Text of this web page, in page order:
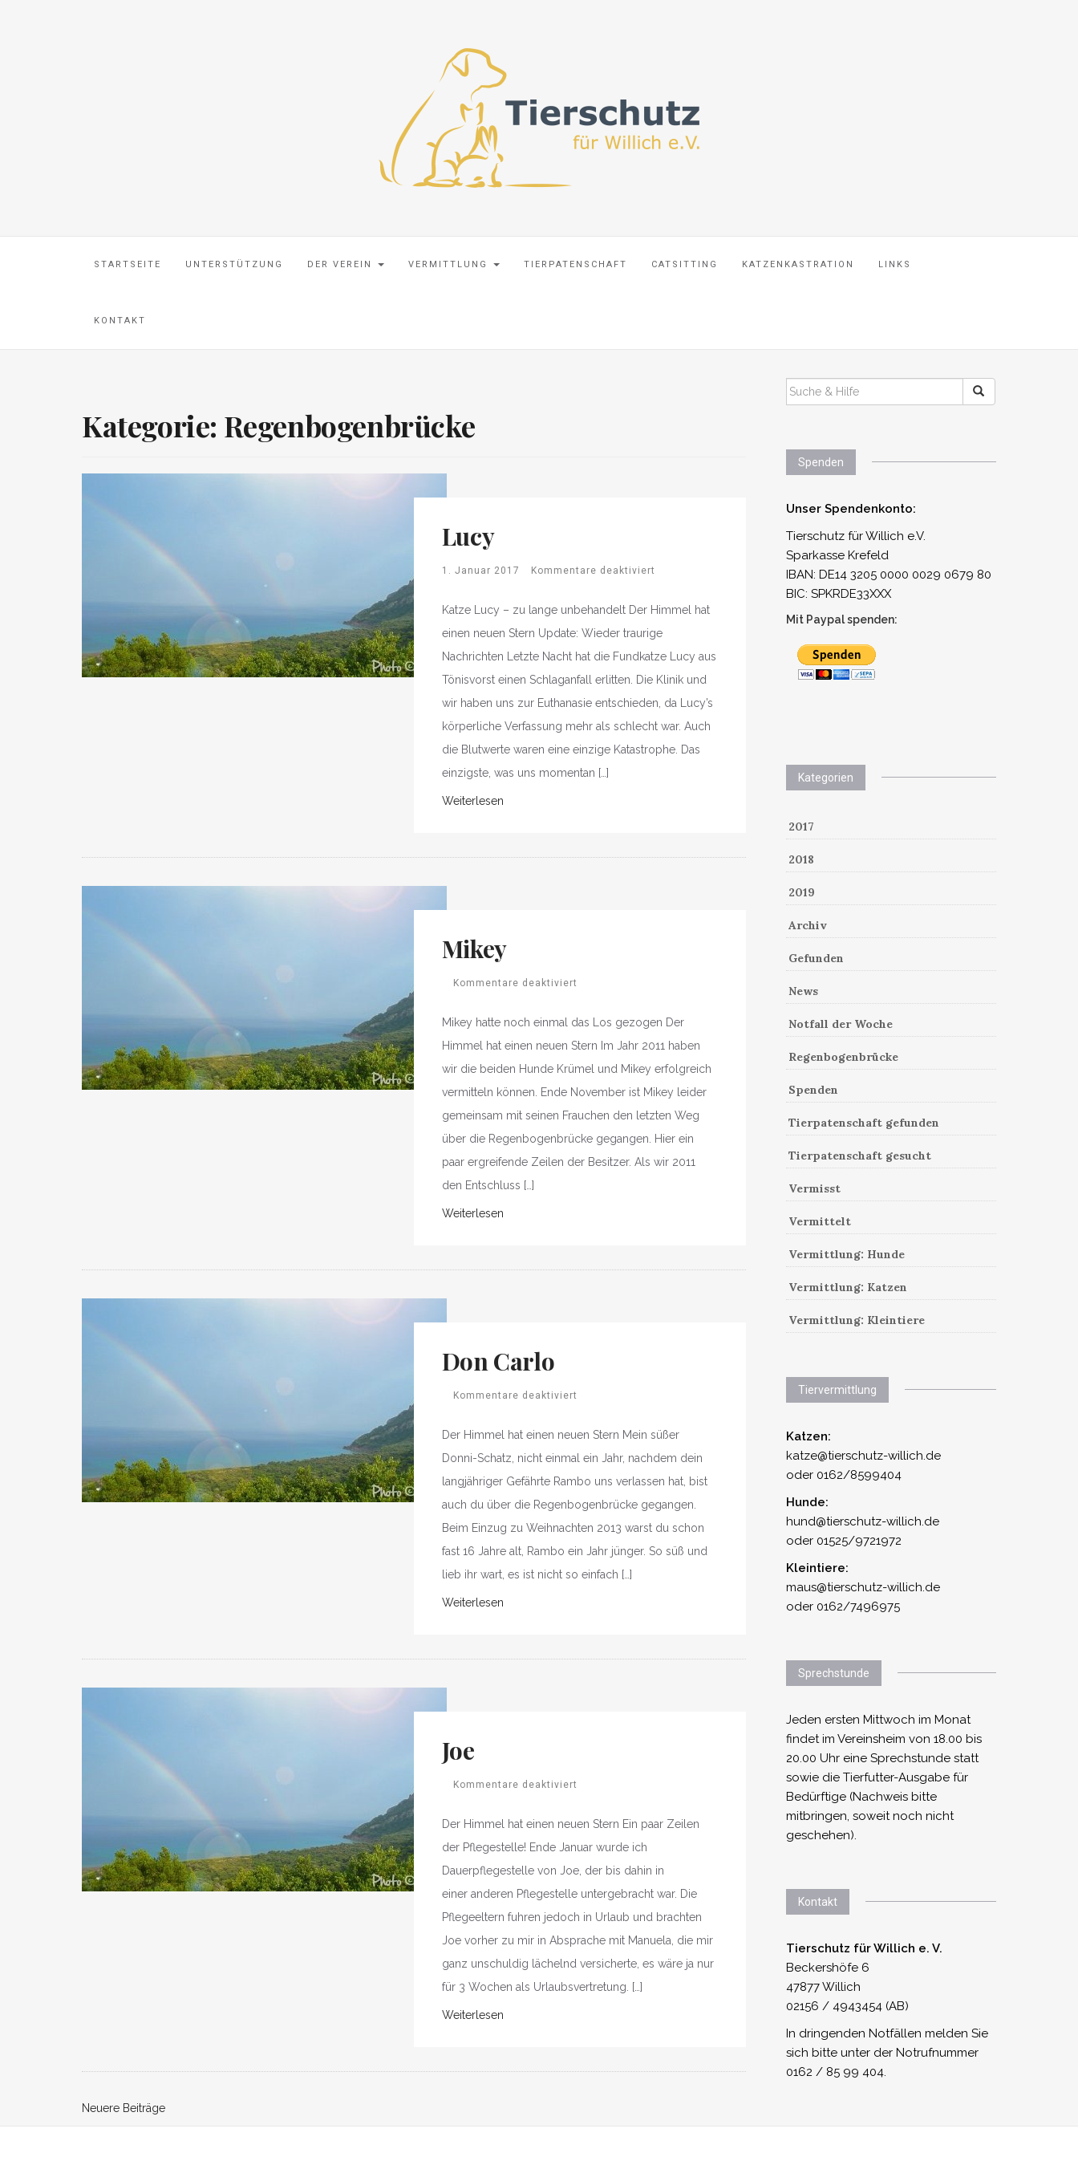
STARTSEITE UNTERSTÜTZUNG DER VEREIN VERMITTLUNG TIERPATENSCHAFT CATSITTING KATZENKASTRATION LINKS
KONTAKT
Kategorie: Regenbogenbrücke
Lucy
1. Januar 2017 Kommentare deaktiviert
Katze Lucy – zu lange unbehandelt Der Himmel hat
einen neuen Stern Update: Wieder traurige
Nachrichten Letzte Nacht hat die Fundkatze Lucy aus
Tönisvorst einen Schlaganfall erlitten. Die Klinik und
wir haben uns zur Euthanasie entschieden, da Lucy’s
körperliche Verfassung mehr als schlecht war. Auch
die Blutwerte waren eine einzige Katastrophe. Das
einzigste, was uns momentan […]
Weiterlesen
Mikey
Kommentare deaktiviert
Mikey hatte noch einmal das Los gezogen Der
Himmel hat einen neuen Stern Im Jahr 2011 haben
wir die beiden Hunde Krümel und Mikey erfolgreich
vermitteln können. Ende November ist Mikey leider
gemeinsam mit seinen Frauchen den letzten Weg
über die Regenbogenbrücke gegangen. Hier ein
paar ergreifende Zeilen der Besitzer. Als wir 2011
den Entschluss […]
Weiterlesen
Don Carlo
Kommentare deaktiviert
Der Himmel hat einen neuen Stern Mein süßer
Donni-Schatz, nicht einmal ein Jahr, nachdem dein
langjähriger Gefährte Rambo uns verlassen hat, bist
auch du über die Regenbogenbrücke gegangen.
Beim Einzug zu Weihnachten 2013 warst du schon
fast 16 Jahre alt, Rambo ein Jahr jünger. So süß und
lieb ihr wart, es ist nicht so einfach […]
Weiterlesen
Joe
Kommentare deaktiviert
Der Himmel hat einen neuen Stern Ein paar Zeilen
der Pflegestelle! Ende Januar wurde ich
Dauerpflegestelle von Joe, der bis dahin in
einer anderen Pflegestelle untergebracht war. Die
Pflegeeltern fuhren jedoch in Urlaub und brachten
Joe vorher zu mir in Absprache mit Manuela, die mir
ganz unschuldig lächelnd versicherte, es wäre ja nur
für 3 Wochen als Urlaubsvertretung. […]
Weiterlesen
Beitrags-
Neuere Beiträge
SUCHEN
NACH:
Spenden
Unser Spendenkonto:
Tierschutz für Willich e.V.
Sparkasse Krefeld
IBAN: DE14 3205 0000 0029 0679 80
BIC: SPKRDE33XXX
Mit Paypal spenden:
Kategorien
2017
2018
2019
Archiv
Gefunden
News
Notfall der Woche
Regenbogenbrücke
Spenden
Tierpatenschaft gefunden
Tierpatenschaft gesucht
Vermisst
Vermittelt
Vermittlung: Hunde
Vermittlung: Katzen
Vermittlung: Kleintiere
Tiervermittlung
Katzen:
katze@tierschutz-willich.de
oder 0162/8599404
Hunde:
hund@tierschutz-willich.de
oder 01525/9721972
Kleintiere:
maus@tierschutz-willich.de
oder 0162/7496975
Sprechstunde
Jeden ersten Mittwoch im Monat
findet im Vereinsheim von 18.00 bis
20.00 Uhr eine Sprechstunde statt
sowie die Tierfutter-Ausgabe für
Bedürftige (Nachweis bitte
mitbringen, soweit noch nicht
geschehen).
Kontakt
Tierschutz für Willich e. V.
Beckershöfe 6
47877 Willich
02156 / 4943454 (AB)
In dringenden Notfällen melden Sie
sich bitte unter der Notrufnummer
0162 / 85 99 404.